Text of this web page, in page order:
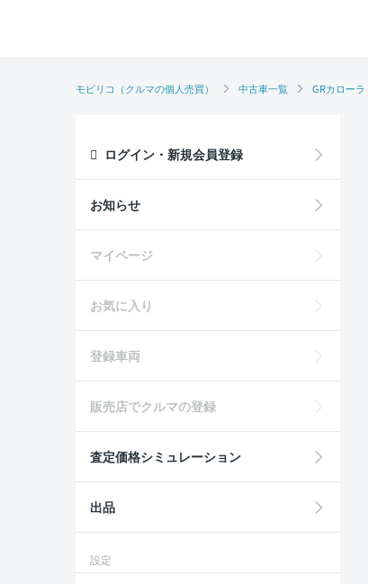
モビリコ（クルマの個人売買） 中古車一覧 GRカローラ
ログイン・新規会員登録
お知らせ
マイページ
お気に入り
登録車両
販売店でクルマの登録
査定価格シミュレーション
出品
設定